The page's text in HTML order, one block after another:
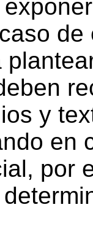
y
en
por